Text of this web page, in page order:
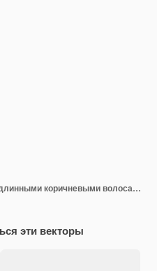
Улыбающаяся женщина с длинными коричневыми волосами и розовой рубашкой с улыбкой
эти векторы